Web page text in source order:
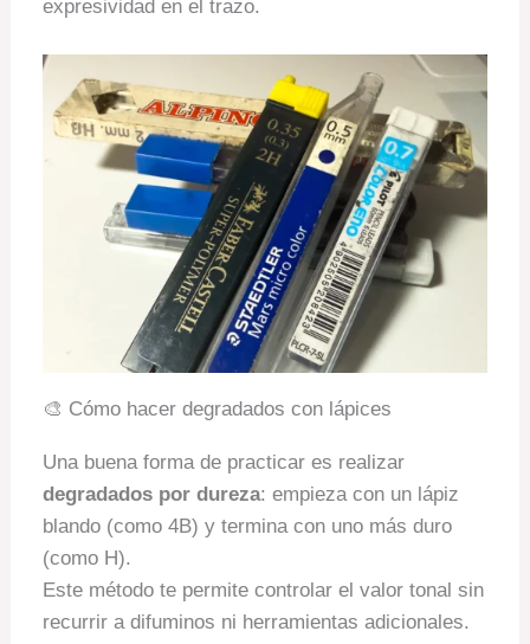
expresividad en el trazo.
🎨 Cómo hacer degradados con lápices
Una buena forma de practicar es realizar
degradados por dureza: empieza con un lápiz
blando (como 4B) y termina con uno más duro
(como H).
Este método te permite controlar el valor tonal sin
recurrir a difuminos ni herramientas adicionales.